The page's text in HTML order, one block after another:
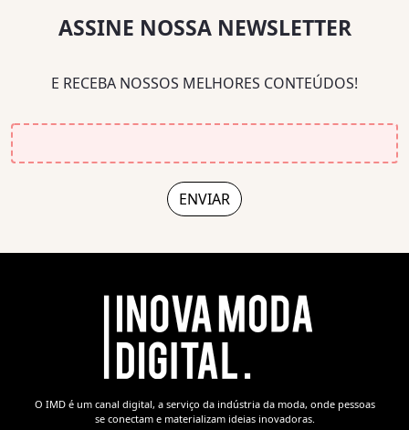
ASSINE NOSSA NEWSLETTER
E RECEBA NOSSOS MELHORES CONTEÚDOS!
O IMD é um canal digital, a serviço da indústria da moda, onde pessoas
se conectam e materializam ideias inovadoras.